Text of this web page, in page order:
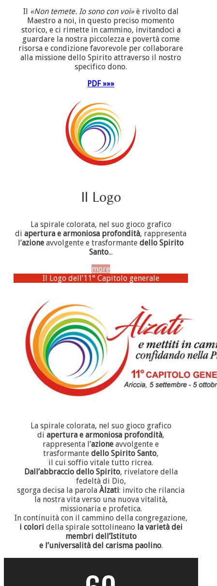
Il «Non temete. Io sono con voi»è rivolto dal
Maestro a noi, in questo preciso momento
storico, e ci rimette in cammino, invitandoci a
guardare la nostra piccolezza e povertà come
risorsa e condizione favorevole per collaborare
alla missione dello Spirito attraverso il nostro
specifico dono.
PDF »»»
Il Logo
La spirale colorata, nel suo gioco grafico
diapertura e armoniosa profondità, rappresenta
l’azione avvolgente e trasformantedello Spirito
Santo...
more
Il Logo dell’11° Capitolo generale
La spirale colorata, nel suo gioco grafico
diapertura e armoniosa profondità,
rappresenta l’azione avvolgente e
trasformantedello Spirito Santo,
il cui soffio vitale tutto ricrea.
Dall’abbraccio dello Spirito, rivelatore della
fedeltà di Dio,
sgorga decisa la parolaÀlzati: invito che rilancia
la nostra vita verso una nuova vitalità,
missionaria e profetica.
In continuità con il cammino della congregazione,
i colori della spirale sottolineano la varietà dei
membri dell’Istituto
e l’universalità del carisma paolino.